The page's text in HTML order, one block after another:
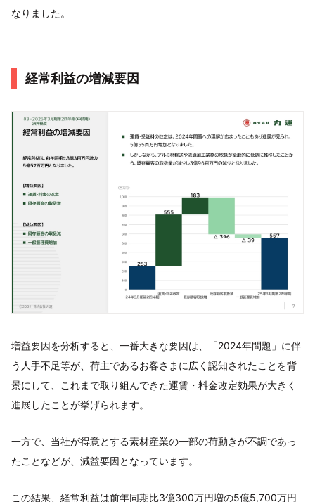
なりました。
経常利益の増減要因
増益要因を分析すると、一番大きな要因は、「2024年問題」に伴
う人手不足等が、荷主であるお客さまに広く認知されたことを背
景にして、これまで取り組んできた運賃・料金改定効果が大きく
進展したことが挙げられます。
一方で、当社が得意とする素材産業の一部の荷動きが不調であっ
たことなどが、減益要因となっています。
この結果、経常利益は前年同期比3億300万円増の5億5,700万円